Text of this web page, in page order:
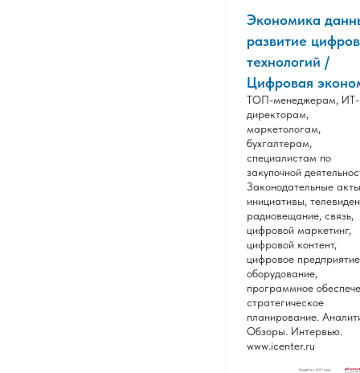
Экономика
развитие
технологий /
Цифровая
ТОП-менеджерам, ИТ-
директорам,
маркетологам,
бухгалтерам,
специалистам по
закупочной
Законодательные
инициативы,
радиовещание, связь,
цифровой маркетинг,
цифровой контент,
цифровое
оборудование,
программное
стратегическое
планирование.
Обзоры. Интервью.
www.icenter.ru